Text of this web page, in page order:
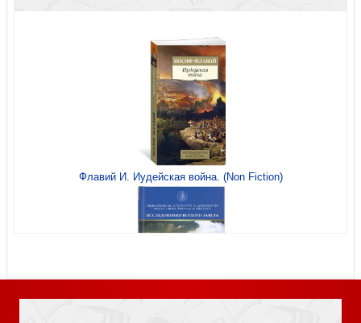
(Ваката) 70
Открытка «Пусть в душе цветет весна»10*15 (софттач)
(Ваката)
Флавий И. Иудейская война. (Non Fiction)